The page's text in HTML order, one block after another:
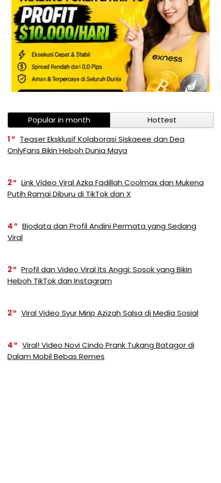
Popular in month
Hottest
1
Teaser Eksklusif Kolaborasi Siskaeee dan Dea
OnlyFans Bikin Heboh Dunia Maya
2
Link Video Viral Azka Fadillah Coolmax dan Mukena
Putih Ramai Diburu di TikTok dan X
4
Biodata dan Profil Andini Permata yang Sedang
Viral
2
Profil dan Video Viral Its Anggi: Sosok yang Bikin
Heboh TikTok dan Instagram
2 Viral Video Syur Mirip Azizah Salsa di Media Sosial
4
Viral! Video Novi Cindo Prank Tukang Batagor di
Dalam Mobil Bebas Remes